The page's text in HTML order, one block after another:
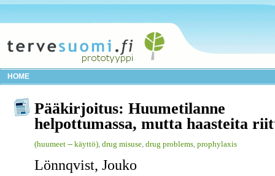
HOME
Pääkirjoitus: Huumetilanne
helpottumassa, mutta haasteita
(huumeet -- käyttö) drug misuse drug problems prophylaxis
Lönnqvist, Jouko